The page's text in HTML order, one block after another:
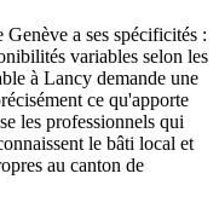
a ses spécificités :
variables selon les
à Lancy demande une
ce qu'apporte
les professionnels qui
le bâti local et
au canton de